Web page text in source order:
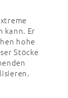
kann. Er
hohe
Stöcke